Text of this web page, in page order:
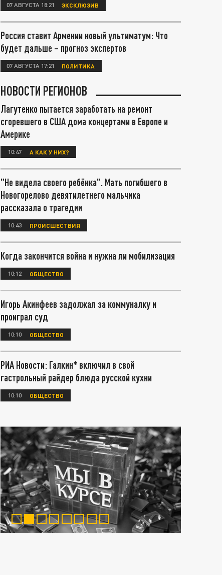
07 АВГУСТА 18:21 ЭКСКЛЮЗИВ
Россия ставит Армении новый ультиматум: Что
будет дальше – прогноз экспертов
07 АВГУСТА 17:21 ПОЛИТИКА
НОВОСТИ РЕГИОНОВ
Лагутенко пытается заработать на ремонт
сгоревшего в США дома концертами в Европе и
Америке
10:47 А КАК У НИХ?
"Не видела своего ребёнка". Мать погибшего в
Новогорелово девятилетнего мальчика
рассказала о трагедии
10:43 ПРОИСШЕСТВИЯ
Когда закончится война и нужна ли мобилизация
10:12 ОБЩЕСТВО
Игорь Акинфеев задолжал за коммуналку и
проиграл суд
10:10 ОБЩЕСТВО
РИА Новости: Галкин* включил в свой
гастрольный райдер блюда русской кухни
10:10 ОБЩЕСТВО